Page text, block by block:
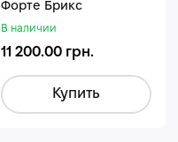
Форте Брикс
В наличии
11 200.00 грн.
Купить